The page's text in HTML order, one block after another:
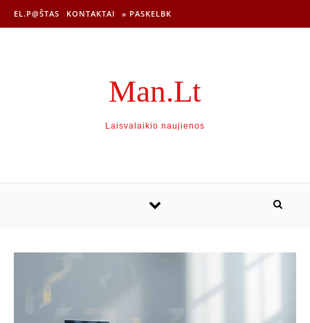
EL.P@ŠTAS KONTAKTAI » PASKELBK
Man.Lt
Laisvalaikio naujienos